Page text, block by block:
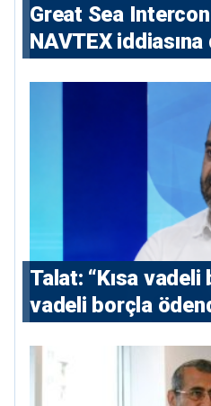
Great Sea
NAVTEX
Talat: “Kısa vadeli
vadeli borçla